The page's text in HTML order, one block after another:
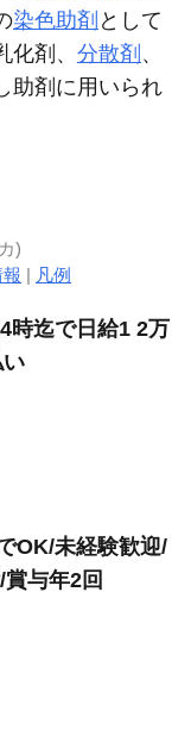
染色助剤 として
化剤、 分散剤 、
助剤に用いられ
)
| 凡例
時迄で日給1 2万
OK/未経験歓迎/
与年2回